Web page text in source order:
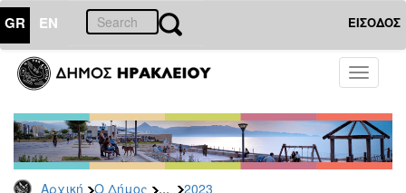
GR EN ΕΙΣΟΔΟΣ
Toggle
Αρχική Ο Δήμος ... 2023
ΔΗΜΟΣ
Δελτία
Τύπου
Αρχείο